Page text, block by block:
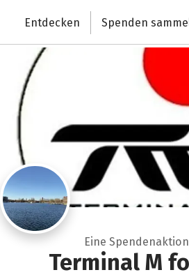
Deutschlands größte
Entdecken Spenden
Eine
Terminal M